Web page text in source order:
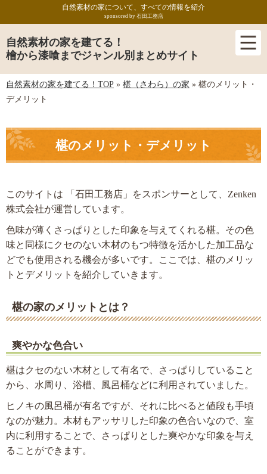
自然素材の家を建てる！
檜から漆喰までジャンル別まとめサイト
自然素材の家について、すべての情報を紹介
sponsored by 石田工務店
自然素材の家を建てる！TOP » 椹（さわら）の家 » 椹のメリット・
デメリット
椹のメリット・デメリット
このサイトは 「石田工務店」をスポンサーとして、Zenken
株式会社が運営しています。
色味が薄くさっぱりとした印象を与えてくれる椹。その色
味と同様にクセのない木材のもつ特徴を活かした加工品な
どでも使用される機会が多いです。ここでは、椹のメリッ
トとデメリットを紹介していきます。
椹の家のメリットとは？
爽やかな色合い
椹はクセのない木材として有名で、さっぱりしていること
から、水周り、浴槽、風呂桶などに利用されていました。
ヒノキの風呂桶が有名ですが、それに比べると値段も手頃
なのが魅力。木材もアッサリした印象の色合いなので、室
内に利用することで、さっぱりとした爽やかな印象を与え
ることができます。